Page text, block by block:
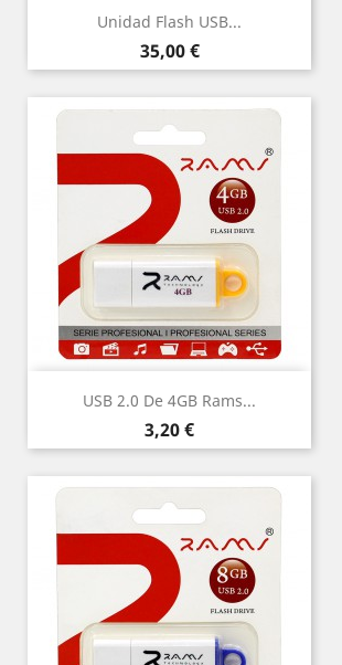
Unidad Flash USB...
Precio
35,00 €
USB 2.0 De 4GB Rams...
Precio
3,20 €